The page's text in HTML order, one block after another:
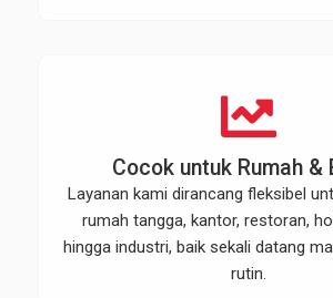
Cocok untuk Rumah &
Layanan kami dirancang fleksibel
rumah tangga, kantor, restoran,
hingga industri, baik sekali datang
rutin.